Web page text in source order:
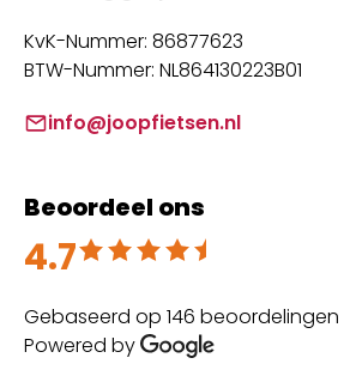
KvK-Nummer: 86877623
BTW-Nummer: NL864130223B01
info@joopfietsen.nl
Beoordeel ons
4.7
Beoordeeld met 4.7 uit 5
Gebaseerd op 146 beoordelingen
Powered by